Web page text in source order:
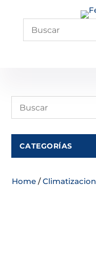
CATEGORÍAS
Home /Climatizacion